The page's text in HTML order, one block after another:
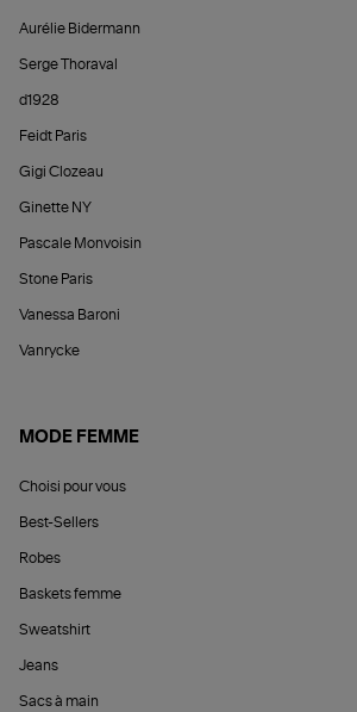
Aurélie Bidermann
Serge Thoraval
d1928
Feidt Paris
Gigi Clozeau
Ginette NY
Pascale Monvoisin
Stone Paris
Vanessa Baroni
Vanrycke
MODE FEMME
Choisi pour vous
Best-Sellers
Robes
Baskets femme
Sweatshirt
Jeans
Sacs à main